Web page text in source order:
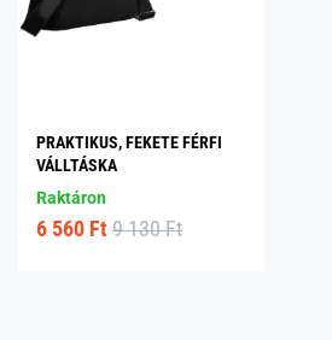
PRAKTIKUS, FEKETE FÉRFI
VÁLLTÁSKA
Raktáron
6 560 Ft 9 130 Ft